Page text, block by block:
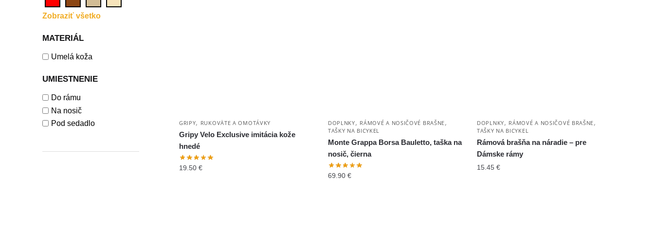
GRIPY, RUKOVÄTE A OMOTÁVKY
Gripy Velo Exclusive imitácia kože
hnedé
19.50 €
DOPLNKY, RÁMOVÉ A NOSIČOVÉ BRAŠNE,
TAŠKY NA BICYKEL
Monte Grappa Borsa Bauletto, taška na
nosič, čierna
69.90 €
DOPLNKY, RÁMOVÉ A NOSIČOVÉ BRAŠNE,
TAŠKY NA BICYKEL
Rámová brašňa na náradie – pre
Dámske rámy
15.45€
Zobraziť všetko
MATERIÁL
Umelá koža
UMIESTNENIE
Do rámu
Na nosič
Pod sedadlo